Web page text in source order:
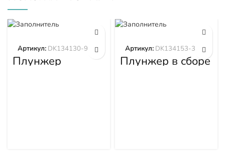
Плунжер
DK134130-9320
Артикул: DK134130-9320
Плунжер в сборе
DK134153-3520
Артикул: DK134153-3520